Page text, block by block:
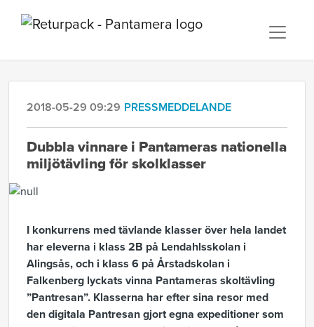
2018-05-29 09:29 PRESSMEDDELANDE
Dubbla vinnare i Pantameras nationella
miljötävling för skolklasser
I konkurrens med tävlande klasser över hela landet
har eleverna i klass 2B på Lendahlsskolan i
Alingsås, och i klass 6 på Årstadskolan i
Falkenberg lyckats vinna Pantameras skoltävling
”Pantresan”. Klasserna har efter sina resor med
den digitala Pantresan gjort egna expeditioner som